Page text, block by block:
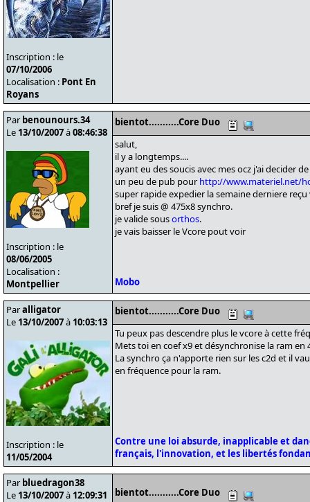
Inscription : le
07/10/2006
Localisation : Pont En
Royans
Par benounours.34
Le 13/10/2007à08:46:38
Inscription : le
08/06/2005
Localisation :
Montpellier
bientot...........Core Duo
salut,
il y a longtemps....
ayant eu des soucis avec mes ocz j'ai decider
un peu de pub pour http://www.materiel.net/
super rapide expedier la semaine derniere
bref je suis @ 475x8 synchro.
je valide sousorthos.
je vais baisser le Vcore pout voir
Mobo
Paralligator
Le 13/10/2007à 10:03:13
Inscription : le
11/05/2004
bientot...........Core Duo
Tu peux pas descendre plus le vcore à cette
Mets toi en coef x9 et désynchronise la ram
La synchro ça n'apporte rien sur les c2d et il
en fréquence pour la ram.
Contre une loi absurde, inapplicable et
français, l'innovation, et les libertés
Par bluedragon38
Le 13/10/2007à 12:09:31 bientot...........Core Duo